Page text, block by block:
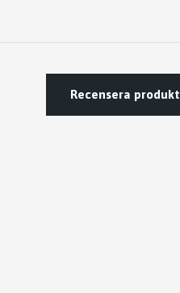
Recensera produkt